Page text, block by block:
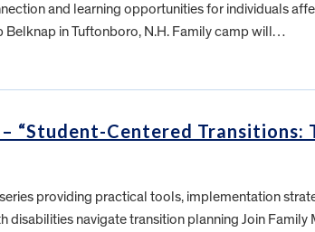
and learning opportunities for individuals
Belknap in Tuftonboro, N.H. Family camp will…
“Student-Centered Transitions:
providing practical tools, implementation
disabilities navigate transition planning Join